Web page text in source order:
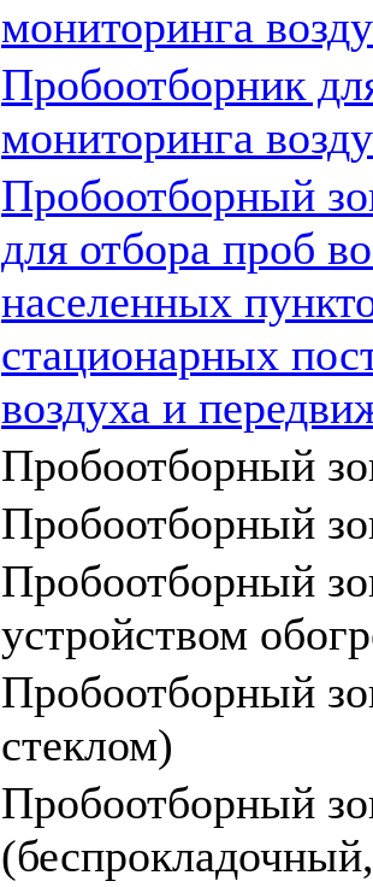
мониторинга
Пробоотборник
мониторинга
Пробоотборный
для отбора проб
населенных
стационарных
воздуха и
Пробоотборный
Пробоотборный
Пробоотборный
устройством
Пробоотборный
стеклом)
Пробоотборный